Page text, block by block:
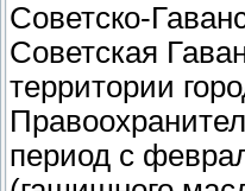
Советско-
Советская
территории
период с